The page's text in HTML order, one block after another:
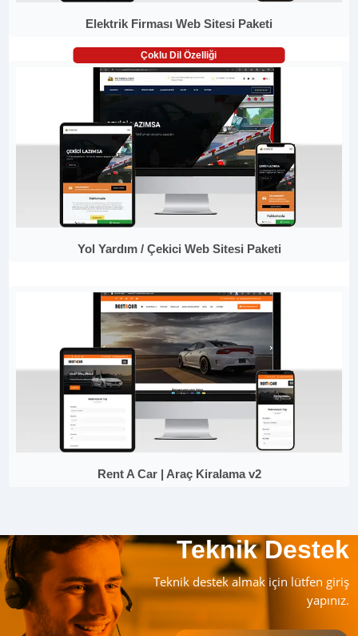
Elektrik Firması Web Sitesi Paketi
Çoklu Dil Özelliği
Yol Yardım / Çekici Web Sitesi Paketi
Rent A Car | Araç Kiralama v2
Teknik Destek
Teknik destek almak için lütfen giriş
yapınız.